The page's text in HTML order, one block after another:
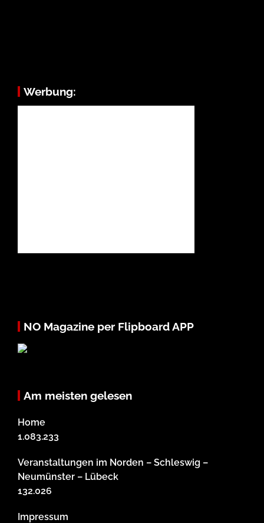
Werbung:
NO Magazine per Flipboard APP
Am meisten gelesen
Home
1.083.233
Veranstaltungen im Norden – Schleswig –
Neumünster – Lübeck
132.026
Impressum